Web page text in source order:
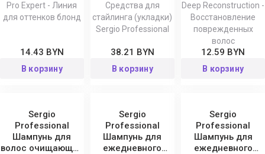
окрашивания Pro
Expert 200 мл
Pro Expert - Линия
для оттенков блонд
14.43 BYN
В корзину
Средства для
стайлинга (укладки)
Sergio Professional
38.21 BYN
В корзину
Reconstruction
Deep Reconstruction -
Восстановление
поврежденных
волос
12.59 BYN
В корзину
Sergio
Professional
Шампунь для
волос очищающий
Sergio
Professional
Шампунь для
ежедневного
Sergio
Professional
Шампунь для
ежедневного